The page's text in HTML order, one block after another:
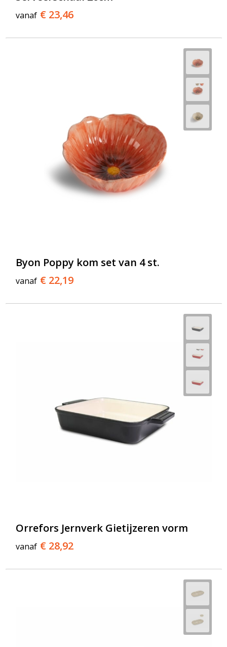
vanaf € 23,46
Byon Poppy kom set van 4 st.
vanaf € 22,19
Orrefors Jernverk Gietijzeren vorm
vanaf € 28,92